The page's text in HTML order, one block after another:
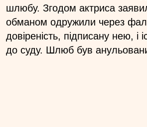
шлюбу. Згодом актриса
обманом одружили через
довіреність, підписану нею, і
до суду. Шлюб був